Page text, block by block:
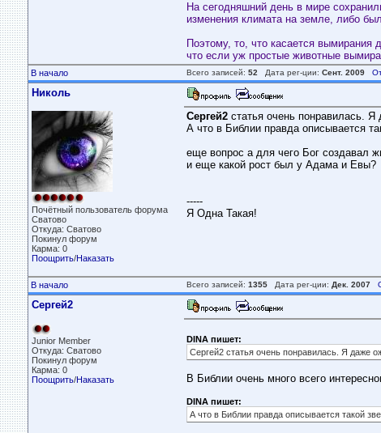
На сегодняшний день в мире
изменения климата на земле, либо
Поэтому, то, что касается вымирания
что если уж простые животные
В начало Всего записей: 52 Дата рег-ции: Сент. 2009
Николь
Почётный пользователь форума
Сватово
Откуда: Сватово
Покинул форум
Карма: 0
Поощрить/Наказать
Сергей2 статья очень понравилась.
А что в Библии правда описывается
еще вопрос а для чего Бог создавал
и еще какой рост был у Адама и Евы?
-----
Я Одна Такая!
В начало Всего записей: 1355 Дата рег-ции: Дек. 2007
Сергей2
Junior Member
Откуда: Сватово
Покинул форум
Карма: 0
Поощрить/Наказать
DINA пишет:
Сергей2 статья очень понравилась. Я даже
В Библии очень много всего
DINA пишет:
А что в Библии правда описывается такой